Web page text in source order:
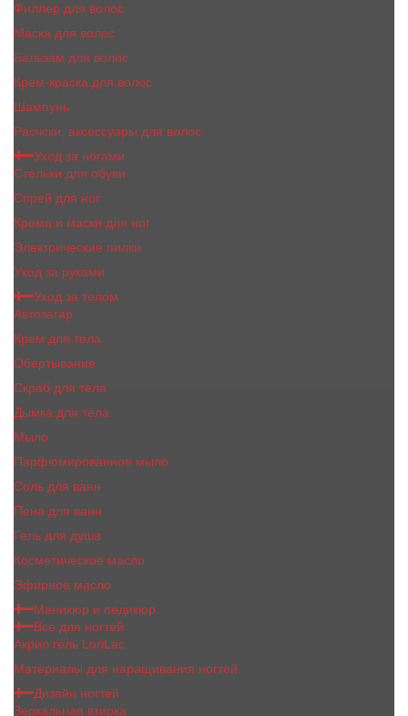
Филлер для волос
Маска для волос
Бальзам для волос
Крем-краска для волос
Шампунь
Расчски, аксессуары для волос
Уход за ногами
Стельки для обуви
Спрей для ног
Крема и маски для ног
Электрические пилки
Уход за руками
Уход за телом
Автозагар
Крем для тела
Обертывание
Скраб для тела
Дымка для тела
Мыло
Парфюмированное мыло
Соль для ванн
Пена для ванн
Гель для душа
Косметическое масло
Эфирное масло
Маникюр и педикюр
Все для ногтей
Акрил гель LoriLac
Материалы для наращивания ногтей
Дизайн ногтей
Зеркальная втирка